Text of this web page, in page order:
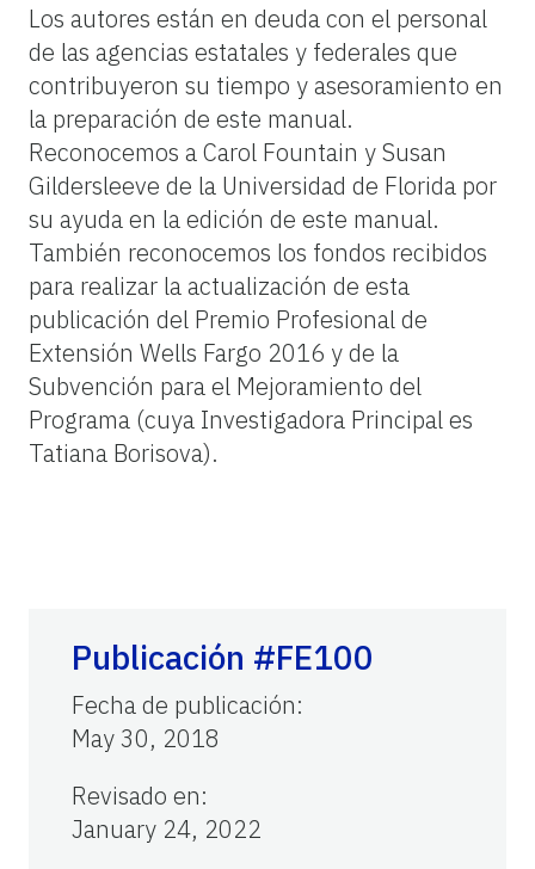
Los autores están en deuda con el personal
de las agencias estatales y federales que
contribuyeron su tiempo y asesoramiento en
la preparación de este manual.
Reconocemos a Carol Fountain y Susan
Gildersleeve de la Universidad de Florida por
su ayuda en la edición de este manual.
También reconocemos los fondos recibidos
para realizar la actualización de esta
publicación del Premio Profesional de
Extensión Wells Fargo 2016 y de la
Subvención para el Mejoramiento del
Programa (cuya Investigadora Principal es
Tatiana Borisova).
Publicación #FE100
Fecha de publicación:
May 30, 2018
Revisado en:
January 24, 2022